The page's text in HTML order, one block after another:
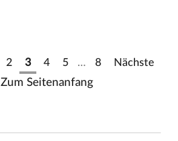
2 3 4 5 … 8 Nächste
Zum Seitenanfang